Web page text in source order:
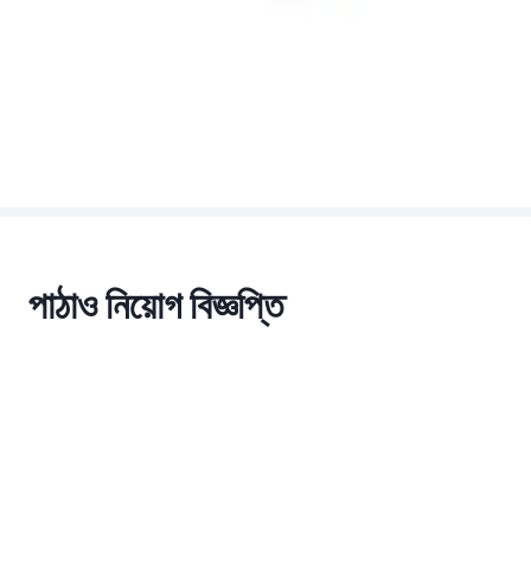
পাঠাও নিয়োগ বিজ্ঞপ্তি